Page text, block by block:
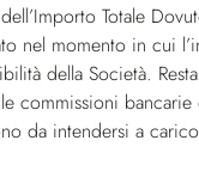
Totale
nel momento in cui
della Società.
commissioni
da intendersi a carico